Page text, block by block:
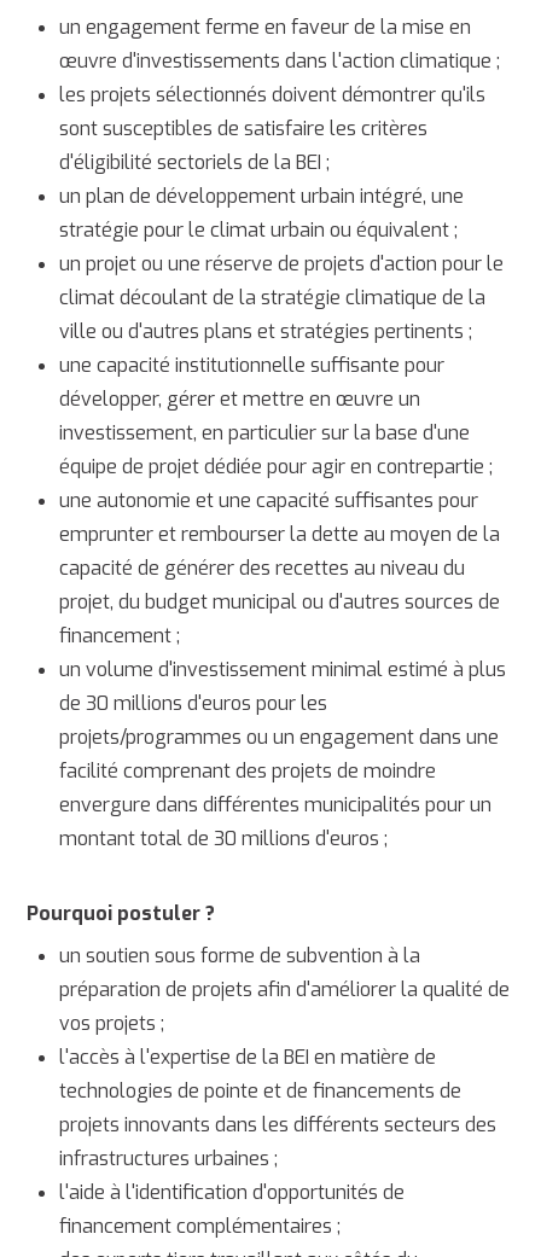
un engagement ferme en faveur de la mise en
œuvre d'investissements dans l'action climatique ;
les projets sélectionnés doivent démontrer qu'ils
sont susceptibles de satisfaire les critères
d'éligibilité sectoriels de la BEI ;
un plan de développement urbain intégré, une
stratégie pour le climat urbain ou équivalent ;
un projet ou une réserve de projets d'action pour le
climat découlant de la stratégie climatique de la
ville ou d'autres plans et stratégies pertinents ;
une capacité institutionnelle suffisante pour
développer, gérer et mettre en œuvre un
investissement, en particulier sur la base d'une
équipe de projet dédiée pour agir en contrepartie ;
une autonomie et une capacité suffisantes pour
emprunter et rembourser la dette au moyen de la
capacité de générer des recettes au niveau du
projet, du budget municipal ou d'autres sources de
financement ;
un volume d'investissement minimal estimé à plus
de 30 millions d'euros pour les
projets/programmes ou un engagement dans une
facilité comprenant des projets de moindre
envergure dans différentes municipalités pour un
montant total de 30 millions d'euros ;
Pourquoi postuler ?
un soutien sous forme de subvention à la
préparation de projets afin d'améliorer la qualité de
vos projets ;
l'accès à l'expertise de la BEI en matière de
technologies de pointe et de financements de
projets innovants dans les différents secteurs des
infrastructures urbaines ;
l'aide à l'identification d'opportunités de
financement complémentaires ;